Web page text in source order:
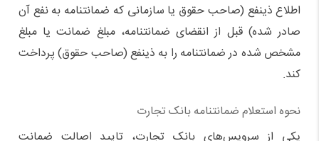
اطلاع ذینفع (صاحب حقوق یا سازمانی که ضمانتنامه به نفع آن
صادر شده) قبل از انقضای ضمانتنامه، مبلغ ضمانت یا مبلغ
مشخص شده در ضمانتنامه را به ذینفع (صاحب حقوق) پرداخت
کند.
نحوه استعلام ضمانتنامه بانک تجارت
یکی از سرویس‌های بانک تجارت، تایید اصالت ضمانت